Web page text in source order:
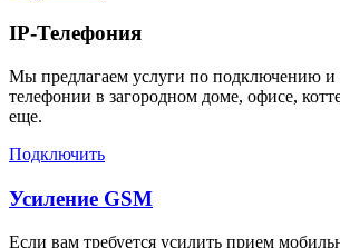
IP-Телефония
Мы предлагаем услуги по подключению и
телефонии в загородном доме, офисе,
еще.
Подключить
Усиление GSM
Если вам требуется усилить прием